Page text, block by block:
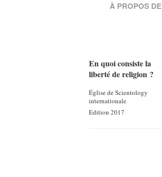
À PROPOS DE
En quoi consiste la
liberté de religion ?
Église de Scientology
internationale
Edition 2017